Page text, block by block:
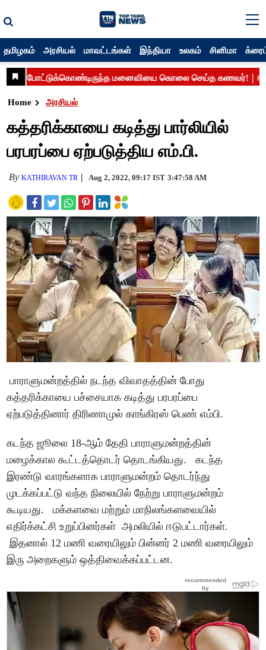
தமிழகம் அரசியல் மாவட்டங்கள் இந்தியா உலகம் சினிமா
Home அரசியல்
கத்தரிக்காயை கடித்து பார்லியில்
பரபரப்பை ஏற்படுத்திய எம்.பி.
ByKATHIRAVAN TR Aug 2, 2022, 09:17 IST 3:47:58 AM
பாராளுமன்றத்தில் நடந்த விவாதத்தின் போது
கத்தரிக்காயை பச்சையாக கடித்து பரபரப்பை
ஏற்படுத்தினார் திரிணாமுல் காங்கிரஸ் பெண் எம்பி.
கடந்த ஜூலை 18-ஆம் தேதி பாராளுமன்றத்தின்
மழைக்கால கூட்டத்தொடர் தொடங்கியது. கடந்த
இரண்டு வாரங்களாக பாராளுமன்றம் தொடர்ந்து
முடக்கப்பட்டு வந்த நிலையில் நேற்று பாராளுமன்றம்
கூடியது. மக்களவை மற்றும் மாநிலங்களவையில்
எதிர்க்கட்சி உறுப்பினர்கள் அமலியில் ஈடுபட்டார்கள்.
இதனால் 12 மணி வரையிலும் பின்னர் 2 மணி வரையிலும்
இரு அறைகளும் ஒத்திவைக்கப்பட்டன.